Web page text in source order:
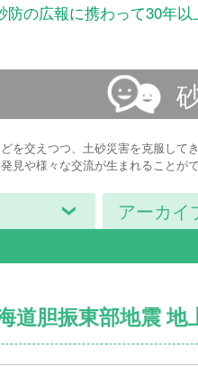
防の広報に携わって30年
を交えつつ、土砂災害を克服して
見や様々な交流が生まれることが
アーカイ
道胆振東部地震